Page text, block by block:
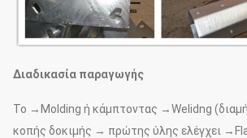
Διαδικασία παραγωγής
Το →Molding ή κάμπτοντας →Welidng
κοπής δοκιμής → πρώτης ύλης ελέγχει